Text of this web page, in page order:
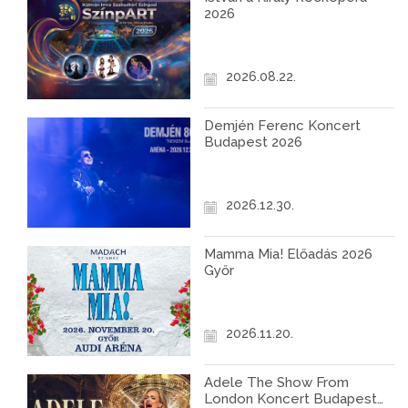
2026
2026.08.22.
Demjén Ferenc Koncert
Budapest 2026
2026.12.30.
Mamma Mia! Előadás 2026
Győr
2026.11.20.
Adele The Show From
London Koncert Budapest